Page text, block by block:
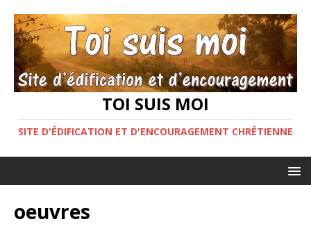
TOI SUIS MOI
SITE D'ÉDIFICATION ET D'ENCOURAGEMENT CHRÉTIENNE
oeuvres